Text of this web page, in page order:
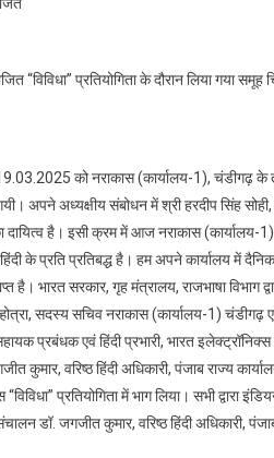
“विविधा” प्रतियोगिता के दौरान लिया गया समूह
को नराकास (कार्यालय-1), चंडीगढ़ के
अपने अध्यक्षीय संबोधन में श्री हरदीप सिंह
दायित्व है। इसी क्रम में आज नराकास (कार्यालय-
के प्रति प्रतिबद्ध है। हम अपने कार्यालय में
भारत सरकार, गृह मंत्रालय, राजभाषा विभाग
सदस्य सचिव नराकास (कार्यालय-1) चंडीगढ़
प्रबंधक एवं हिंदी प्रभारी, भारत
कुमार, वरिष्ठ हिंदी अधिकारी, पंजाब राज्य
प्रतियोगिता में भाग लिया। सभी द्वारा
डॉ. जगजीत कुमार, वरिष्ठ हिंदी अधिकारी,